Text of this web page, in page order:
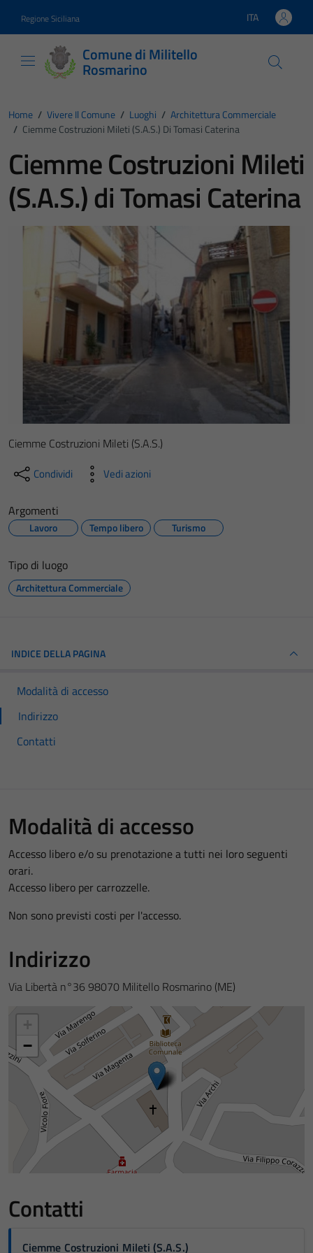
Regione Siciliana Lingua attiva:
ITA
Comune di Militello
Rosmarino
Home / Vivere Il Comune / Luoghi / Architettura Commerciale
/ Ciemme Costruzioni Mileti (S.A.S.) Di Tomasi Caterina
Ciemme Costruzioni Mileti
(S.A.S.) di Tomasi Caterina
Ciemme Costruzioni Mileti (S.A.S.)
Condividi Vedi azioni
Argomenti
Lavoro Tempo libero Turismo
Tipo di luogo
Architettura Commerciale
INDICE DELLA PAGINA
Modalità di accesso
Indirizzo
Contatti
Modalità di accesso
Accesso libero e/o su prenotazione a tutti nei loro seguenti
orari.
Accesso libero per carrozzelle.
Non sono previsti costi per l'accesso.
Indirizzo
Via Libertà n°36 98070 Militello Rosmarino (ME)
−
Contatti
Ciemme Costruzioni Mileti (S.A.S.)